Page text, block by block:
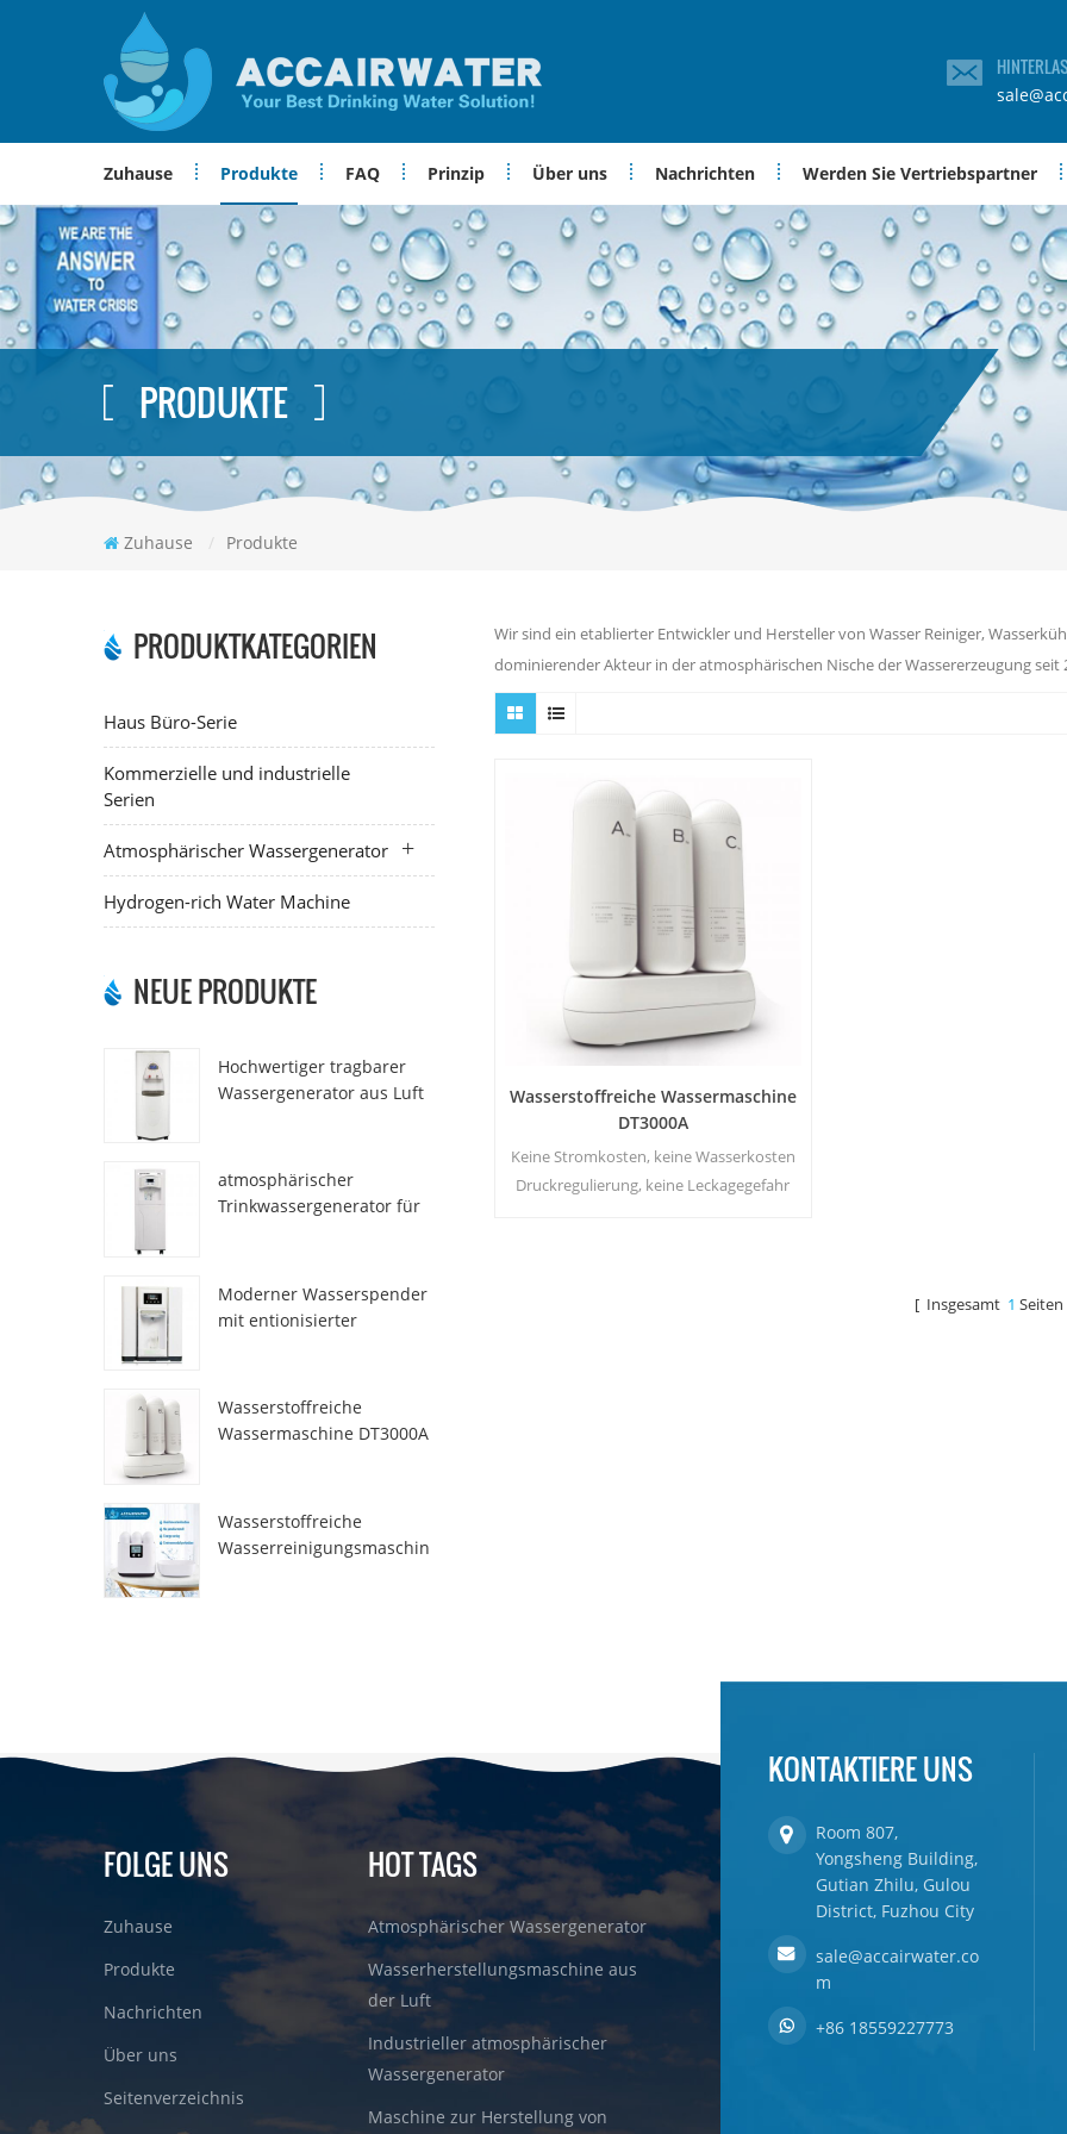
Zuhause Produkte FAQ Prinzip Über uns Nachrichten Werden Sie Vertriebspartner
PRODUKTE
Zuhause / Produkte
PRODUKTKATEGORIEN
Haus Büro-Serie
Kommerzielle und industrielle
Serien
Atmosphärischer Wassergenerator
Hydrogen-rich Water Machine
NEUE PRODUKTE
Hochwertiger tragbarer
Wassergenerator aus Luft
atmosphärischer
Trinkwassergenerator für
Moderner Wasserspender
mit entionisierter
Wasserstoffreiche
Wassermaschine DT3000A
Wasserstoffreiche
Wasserreinigungsmaschin
Wir sind ein etablierter Entwickler und Hersteller von Wasser Reiniger,
dominierender Akteur in der atmosphärischen Nische der Wassererzeugung seit
Wasserstoffreiche Wassermaschine
DT3000A
Keine Stromkosten, keine Wasserkosten
Druckregulierung, keine Leckagegefahr
[ Insgesamt 1
FOLGE UNS
Zuhause
Produkte
Nachrichten
Über uns
Seitenverzeichnis
HOT TAGS
Atmosphärischer Wassergenerator
Wasserherstellungsmaschine aus
der Luft
Industrieller atmosphärischer
Wassergenerator
Maschine zur Herstellung von
KONTAKTIERE UNS
Room 807,
Yongsheng Building,
Gutian Zhilu, Gulou
District, Fuzhou City
sale@accairwater.co
m
+86 18559227773